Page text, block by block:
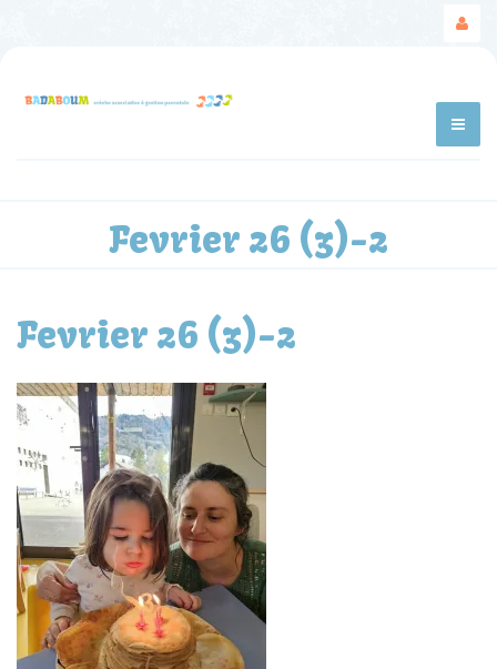
Fevrier 26 (3)-2
Fevrier 26 (3)-2